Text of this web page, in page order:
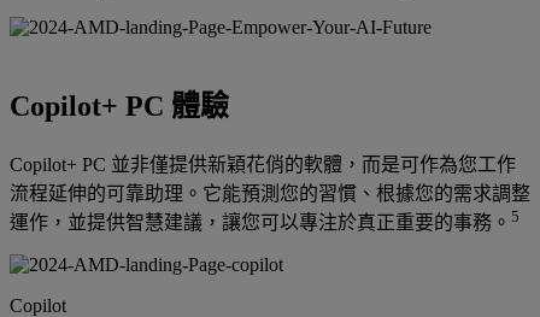
Copilot+ PC 體驗
Copilot+ PC 並非僅提供新穎花俏的軟體，而是可作為您工作
流程延伸的可靠助理。它能預測您的習慣、根據您的需求調整
運作，並提供智慧建議，讓您可以專注於真正重要的事務。 5
Copilot